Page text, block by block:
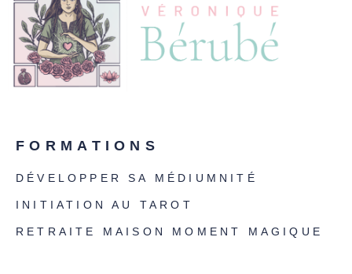
FORMATIONS
DÉVELOPPER SA MÉDIUMNITÉ
INITIATION AU TAROT
RETRAITE MAISON MOMENT MAGIQUE